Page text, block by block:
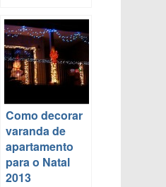
Como decorar
varanda de
apartamento
para o Natal
2013